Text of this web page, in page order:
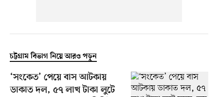
চট্টগ্রাম বিভাগ নিয়ে আরও পড়ুন
‘সংকেত’ পেয়ে বাস আটকায়
ডাকাত দল, ৫৭ লাখ টাকা লুটে